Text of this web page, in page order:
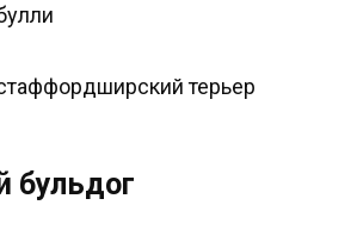
терьер
бульдог